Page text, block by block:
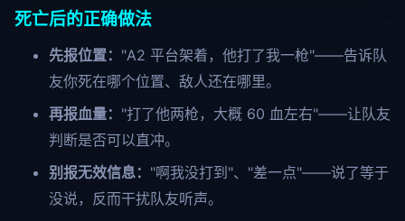
死亡后的正确做法
先报位置： "A2 平台架着，他打了我一枪"——告诉队
友你死在哪个位置、敌人还在哪里。
再报血量： "打了他两枪，大概 60 血左右"——让队友
判断是否可以直冲。
别报无效信息： "啊我没打到"、"差一点"——说了等于
没说，反而干扰队友听声。